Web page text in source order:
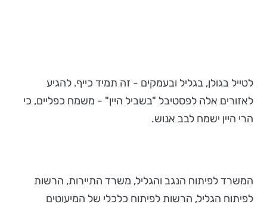
לטייל בגולן, בגליל ובעמקים - זה תמיד כייף. להגיע
לאזורים אלה לפסטיבל "בשביל היין" - משמח כפליים, כי
הרי היין ישמח לבב אנוש.
המשרד לפיתוח הנגב והגליל, משרד התיירות, הרשות
לפיתוח הגליל, הרשות לפיתוח כלכלי של המיעוטים